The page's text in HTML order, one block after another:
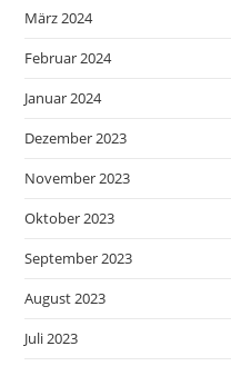
März 2024
Februar 2024
Januar 2024
Dezember 2023
November 2023
Oktober 2023
September 2023
August 2023
Juli 2023